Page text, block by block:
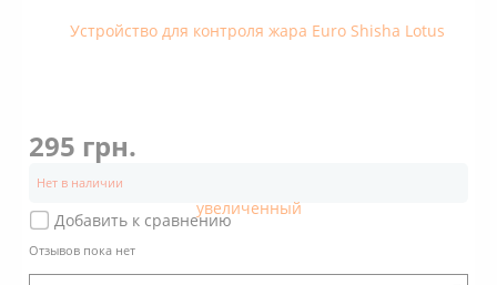
Дно внутри: Плоское
295 грн.
Нет в наличии
Добавить к сравнению
Отзывов пока нет